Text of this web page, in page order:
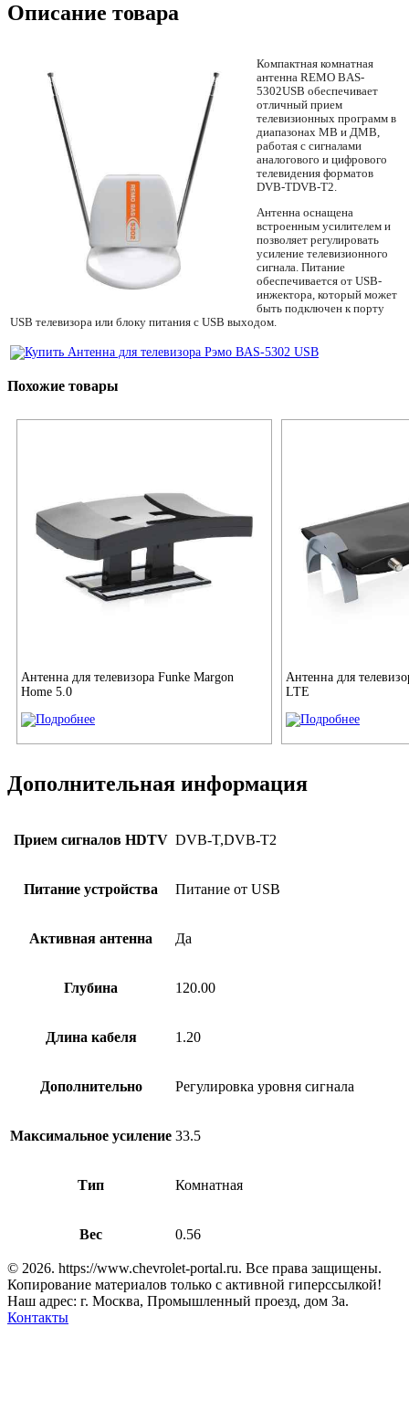
Описание товара
Компактная комнатная
антенна REMO BAS-
5302USB обеспечивает
отличный прием
телевизионных программ в
диапазонах МВ и ДМВ,
работая с сигналами
аналогового и цифрового
телевидения форматов
DVB-TDVB-T2.
Антенна оснащена
встроенным усилителем и
позволяет регулировать
усиление телевизионного
сигнала. Питание
обеспечивается от USB-
инжектора, который может
быть подключен к порту
USB телевизора или блоку питания с USB выходом.
Похожие товары
Антенна для телевизора Funke Margon
Home 5.0
Антенна для
LTE
Дополнительная информация
Прием сигналов HDTV DVB-T,DVB-T2
Питание устройства Питание от USB
Активная антенна Да
Глубина 120.00
Длина кабеля 1.20
Дополнительно Регулировка уровня сигнала
Максимальное усиление 33.5
Тип Комнатная
Вес 0.56
© 2026. https://www.chevrolet-portal.ru. Все права защищены.
Копирование материалов только с активной гиперссылкой!
Наш адрес: г. Москва, Промышленный проезд, дом 3а.
Контакты